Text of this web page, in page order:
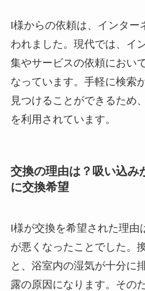
I様からの依頼は、インター
われました。現代では、イ
集やサービスの依頼におい
なっています。手軽に検索
見つけることができるため
を利用されています。
交換の理由は？吸い込み
に交換希望
I様が交換を希望された理由
が悪くなったことでした。
と、浴室内の湿気が十分に
露の原因になります。その